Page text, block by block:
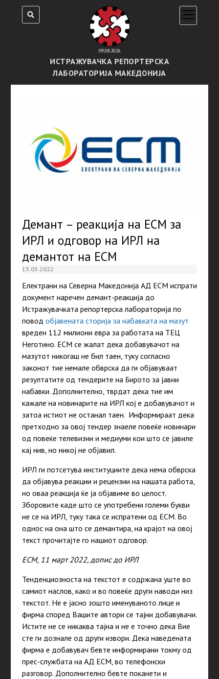
09.08.2026
ИСТРАЖУВАЧКА РЕПОРТЕРСКА
ЛАБОРАТОРИЈА МАКЕДОНИЈА
open
menu
Демант – реакција на ЕСМ за
ИРЛ и одговор на ИРЛ на
демантот на ЕСМ
13.03.2022
Електрани на Северна Македонија АД ЕСМ испрати
документ наречен демант-реакција до
Истражувачката репортерска лабораторија по
повод објавената сторија за набавката на мазут
вреден 112 милиони евра за работата на ТЕЦ
Неготино. ЕСМ се жалат дека добавувачот на
мазутот никогаш не бил таен, туку согласно
законот тие немале обврска да ги објавуваат
резултатите од тендерите на Бирото за јавни
набавки. Дополнително, тврдат дека тие им
кажале на новинарите на ИРЛ кој е добавувачот и
затоа истиот не останал таен. Информираат дека
претходно за овој тендер знаеле повеќе новинари
од повеќе телевизии и медиуми кои што се јавиле
кај нив, но никој не објавил.
ИРЛ ги потсетува институциите дека нема обврска
да објавува реакции и рецензии на нашата работа,
но оваа реакција ќе ја објавиме во целост.
Зборовите каде што се употребени големи букви
не се на ИРЛ, туку така се испратени од ЕСМ. Во
однос на она што се демантира, на крајот на овој
текст прочитајте го нашиот одговор.
ЕСМ, 11 март 2022, допис до ИРЛ
Тенденциозноста на текстот е содржана уште во
самиот наслов, како и во повеќе други наводи низ
текстот. Не е јасно зошто именуваното лице и
фирма според Вашите автори се тајни добавувачи.
Истите не се никаква тајна и не е точно дека Вие
сте ги дознале од други извори. Дека наведената
фирма е добавувач бевте информирани токму од
прес-службата на АД ЕСМ, во телефонски
разговор. Дополнително бевте поканети и